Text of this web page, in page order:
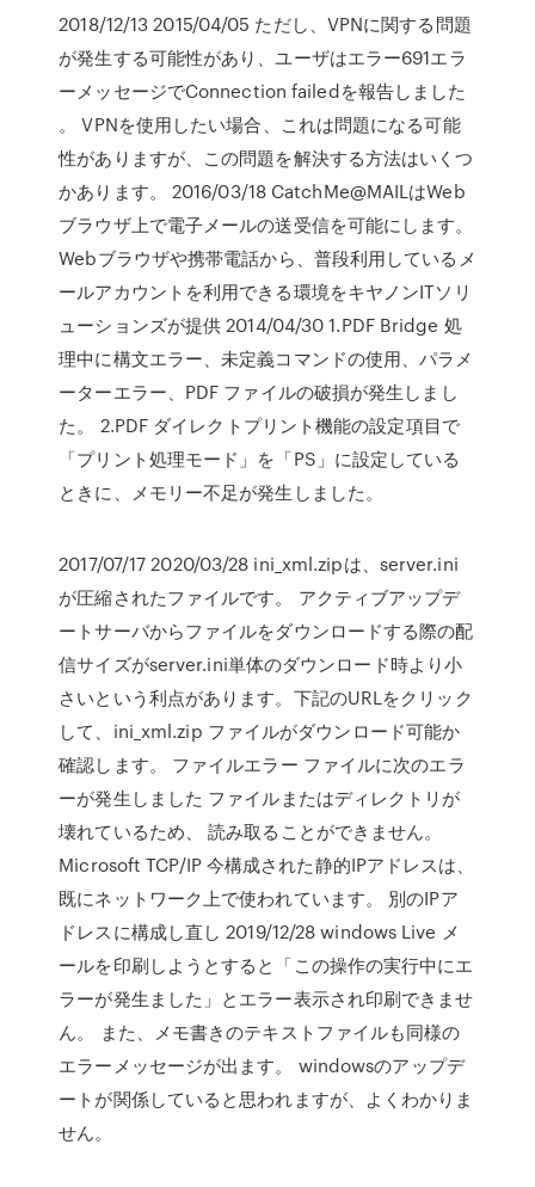
2018/12/13 2015/04/05 ただし、VPNに関する問題
が発生する可能性があり、ユーザはエラー691エラ
ーメッセージでConnection failedを報告しました
。 VPNを使用したい場合、これは問題になる可能
性がありますが、この問題を解決する方法はいくつ
かあります。 2016/03/18 CatchMe@MAILはWeb
ブラウザ上で電子メールの送受信を可能にします。
Webブラウザや携帯電話から、普段利用しているメ
ールアカウントを利用できる環境をキヤノンITソリ
ューションズが提供 2014/04/30 1.PDF Bridge 処
理中に構文エラー、未定義コマンドの使用、パラメ
ーターエラー、PDF ファイルの破損が発生しまし
た。 2.PDF ダイレクトプリント機能の設定項目で
「プリント処理モード」を「PS」に設定している
ときに、メモリー不足が発生しました。
2017/07/17 2020/03/28 ini_xml.zipは、server.ini
が圧縮されたファイルです。 アクティブアップデ
ートサーバからファイルをダウンロードする際の配
信サイズがserver.ini単体のダウンロード時より小
さいという利点があります。下記のURLをクリック
して、ini_xml.zip ファイルがダウンロード可能か
確認します。 ファイルエラー ファイルに次のエラ
ーが発生しました ファイルまたはディレクトリが
壊れているため、 読み取ることができません。
Microsoft TCP/IP 今構成された静的IPアドレスは、
既にネットワーク上で使われています。 別のIPア
ドレスに構成し直し 2019/12/28 windows Live メ
ールを印刷しようとすると「この操作の実行中にエ
ラーが発生ました」とエラー表示され印刷できませ
ん。 また、メモ書きのテキストファイルも同様の
エラーメッセージが出ます。 windowsのアップデ
ートが関係していると思われますが、よくわかりま
せん。